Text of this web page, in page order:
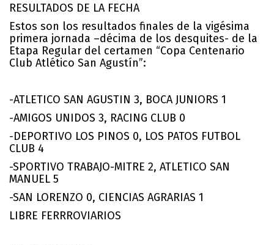
RESULTADOS DE LA FECHA
Estos son los resultados finales de la vigésima
primera jornada –décima de los desquites- de la
Etapa Regular del certamen “Copa Centenario
Club Atlético San Agustín”:
-ATLETICO SAN AGUSTIN 3, BOCA JUNIORS 1
-AMIGOS UNIDOS 3, RACING CLUB 0
-DEPORTIVO LOS PINOS 0, LOS PATOS FUTBOL
CLUB 4
-SPORTIVO TRABAJO-MITRE 2, ATLETICO SAN
MANUEL 5
-SAN LORENZO 0, CIENCIAS AGRARIAS 1
LIBRE FERRROVIARIOS